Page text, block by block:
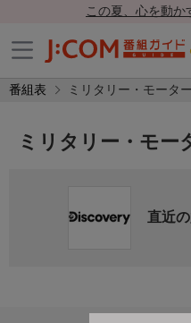
この夏、心を動か
番組表 ミリタリー・モータ
ミリタリー・モー
直近